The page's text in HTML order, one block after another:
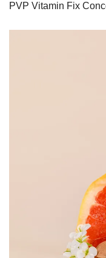
PVP Vitamin Fix